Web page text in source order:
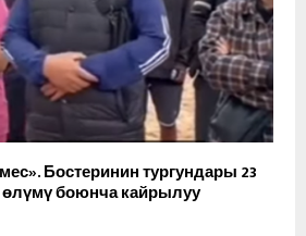
Бостеринин тургундары 23
боюнча кайрылуу